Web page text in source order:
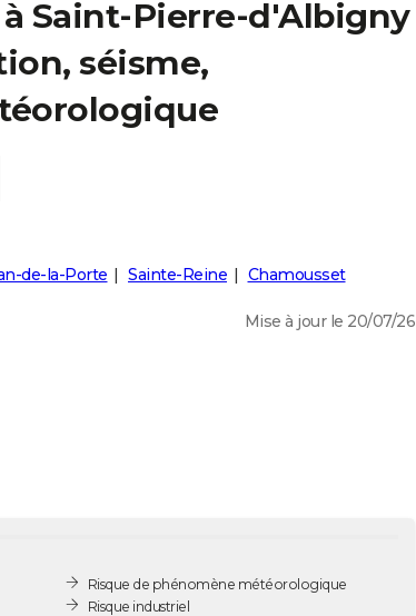
Saint-Pierre-d'Albigny
séisme,
de-la-Porte Sainte-Reine Chamousset
Mise à jour le 20/07/26
Risque de phénomène météorologique
Risque industriel